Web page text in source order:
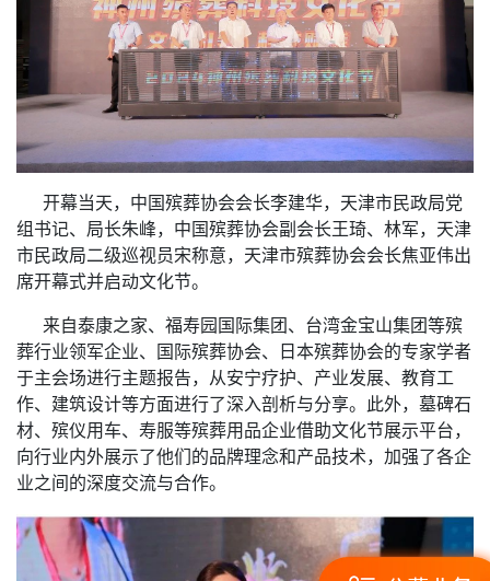
开幕当天，中国殡葬协会会长李建华，天津市民政局党
组书记、局长朱峰，中国殡葬协会副会长王琦、林军，天津
市民政局二级巡视员宋称意，天津市殡葬协会会长焦亚伟出
席开幕式并启动文化节。
来自泰康之家、福寿园国际集团、台湾金宝山集团等殡
葬行业领军企业、国际殡葬协会、日本殡葬协会的专家学者
于主会场进行主题报告，从安宁疗护、产业发展、教育工
作、建筑设计等方面进行了深入剖析与分享。此外，墓碑石
材、殡仪用车、寿服等殡葬用品企业借助文化节展示平台，
向行业内外展示了他们的品牌理念和产品技术，加强了各企
业之间的深度交流与合作。